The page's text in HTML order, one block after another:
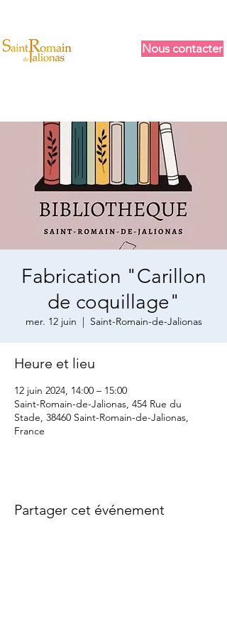
Nous contacter
Fabrication "Carillon
de coquillage"
mer. 12 juin
  |
Saint-Romain-de-Jalionas
Heure et lieu
12 juin 2024, 14:00 – 15:00
Saint-Romain-de-Jalionas, 454 Rue du
Stade, 38460 Saint-Romain-de-Jalionas,
France
Partager cet événement